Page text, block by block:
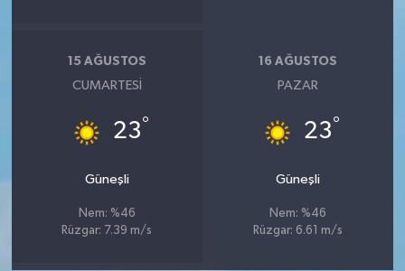
15 AĞUSTOS
CUMARTESI
23°
Güneşli
Nem: %46
Rüzgar: 7.39 m/s
16 AĞUSTOS
PAZAR
23°
Güneşli
Nem: %46
Rüzgar: 6.61 m/s